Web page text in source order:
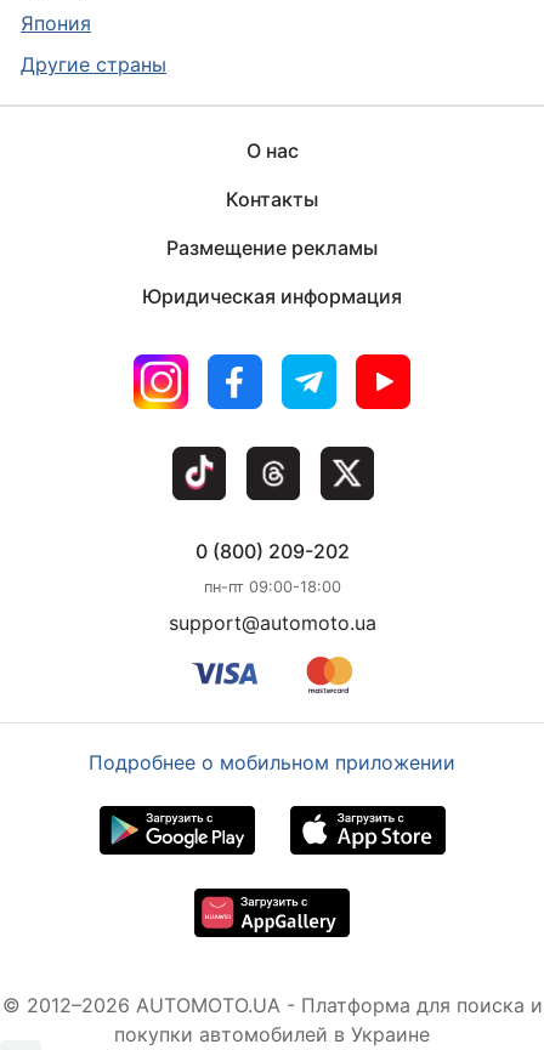
Япония
Другие страны
О нас
Контакты
Размещение рекламы
Юридическая информация
0 (800) 209-202
пн-пт 09:00-18:00
support@automoto.ua
Подробнее о мобильном приложении
© 2012–2026 AUTOMOTO.UA - Платформа для поиска и
покупки автомобилей в Украине